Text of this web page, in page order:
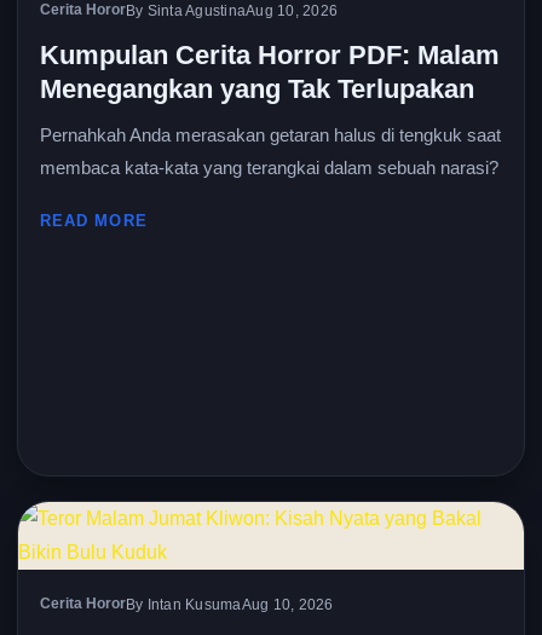
Cerita HororBy Sinta AgustinaAug 10, 2026
Kumpulan Cerita Horror PDF: Malam
Menegangkan yang Tak Terlupakan
Pernahkah Anda merasakan getaran halus di tengkuk saat
membaca kata-kata yang terangkai dalam sebuah narasi?
READ MORE
Cerita HororBy Intan KusumaAug 10, 2026